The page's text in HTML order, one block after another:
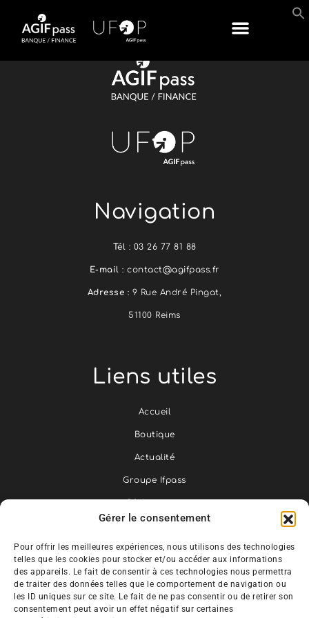
Gérer le consentement
Pour offrir les meilleures expériences, nous utilisons des technologies
telles que les cookies pour stocker et/ou accéder aux informations
des appareils. Le fait de consentir à ces technologies nous permettra
de traiter des données telles que le comportement de navigation ou
les ID uniques sur ce site. Le fait de ne pas consentir ou de retirer son
consentement peut avoir un effet négatif sur certaines
Navigation
Tél : 03 26 77 81 88
E-mail : contact@agifpass.fr
Adresse : 9 Rue André Pingat,
51100 Reims
Liens utiles
Accueil
Boutique
Actualité
Groupe Ifpass
Réclamation
Espace apprenant